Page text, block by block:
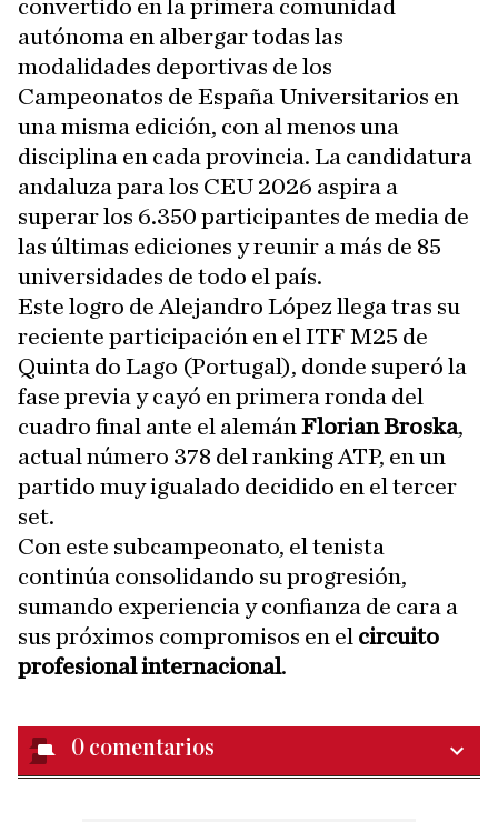
convertido en la primera comunidad
autónoma en albergar todas las
modalidades deportivas de los
Campeonatos de España Universitarios en
una misma edición, con al menos una
disciplina en cada provincia. La candidatura
andaluza para los CEU 2026 aspira a
superar los 6.350 participantes de media de
las últimas ediciones y reunir a más de 85
universidades de todo el país.
Este logro de Alejandro López llega tras su
reciente participación en el ITF M25 de
Quinta do Lago (Portugal), donde superó la
fase previa y cayó en primera ronda del
cuadro final ante el alemán Florian Broska,
actual número 378 del ranking ATP, en un
partido muy igualado decidido en el tercer
set.
Con este subcampeonato, el tenista
continúa consolidando su progresión,
sumando experiencia y confianza de cara a
sus próximos compromisos en el circuito
profesional internacional.
0 comentarios